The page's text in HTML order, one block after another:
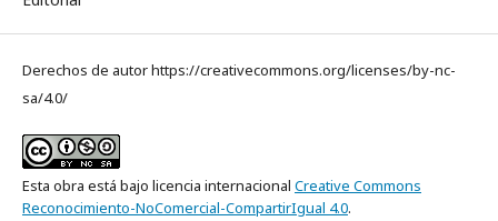
Derechos de autor https://creativecommons.org/licenses/by-nc-
sa/4.0/
Esta obra está bajo licencia internacional Creative Commons
Reconocimiento-NoComercial-CompartirIgual 4.0.